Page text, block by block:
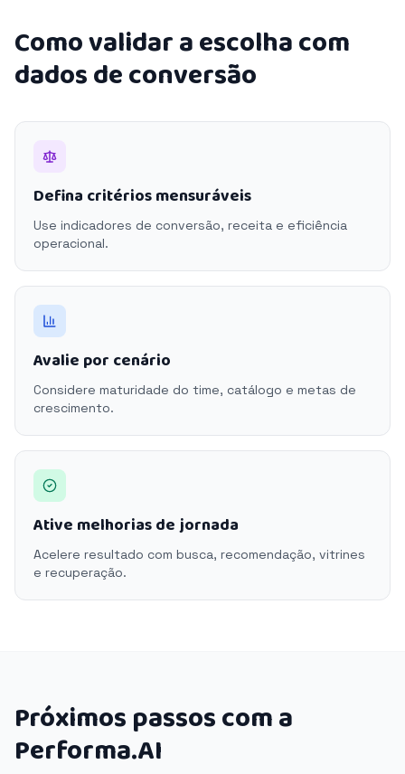
Como validar a escolha com
dados de conversão
Defina critérios mensuráveis
Use indicadores de conversão, receita e eficiência
operacional.
Avalie por cenário
Considere maturidade do time, catálogo e metas de
crescimento.
Ative melhorias de jornada
Acelere resultado com busca, recomendação, vitrines
e recuperação.
Próximos passos com a
Performa.AI